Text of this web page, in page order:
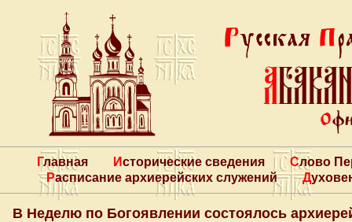
Главная Исторические сведения
Слово
Расписание архиерейских служений
В Неделю по Богоявлении состоялось